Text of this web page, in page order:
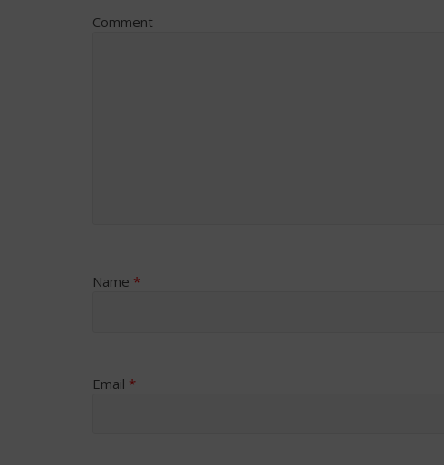
Comment
Name *
Email *